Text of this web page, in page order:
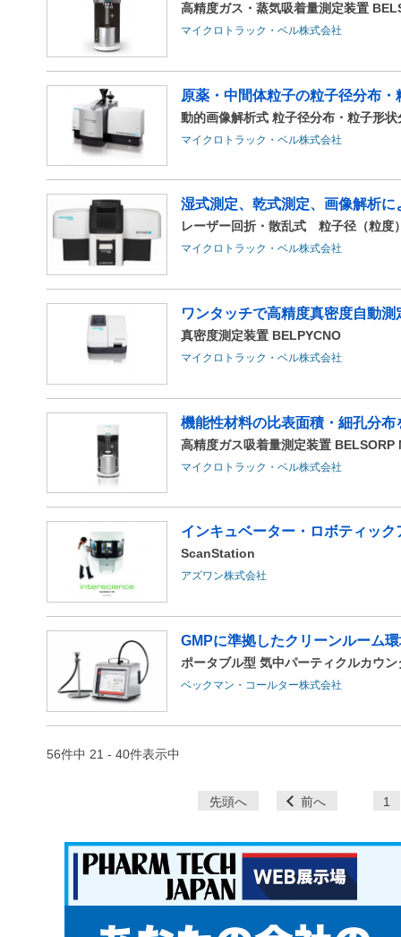
高精度ガス・蒸気吸着量測定装置
マイクロトラック・ベル株式会社
原薬・中間体粒子の粒子径分布
動的画像解析式 粒子径分布・粒子形
マイクロトラック・ベル株式会社
湿式測定、乾式測定、画像解析
レーザー回折・散乱式 粒子径（粒
マイクロトラック・ベル株式会社
ワンタッチで高精度真密度自動測
真密度測定装置 BELPYCNO
マイクロトラック・ベル株式会社
機能性材料の比表面積・細孔分
高精度ガス吸着量測定装置 BELSORP
マイクロトラック・ベル株式会社
インキュベーター・ロボティッ
ScanStation
アズワン株式会社
GMPに準拠したクリーンルーム
ポータブル型 気中パーティクルカウ
ベックマン・コールター株式会社
56件中 21 - 40件表示中
先頭へ 前へ 1